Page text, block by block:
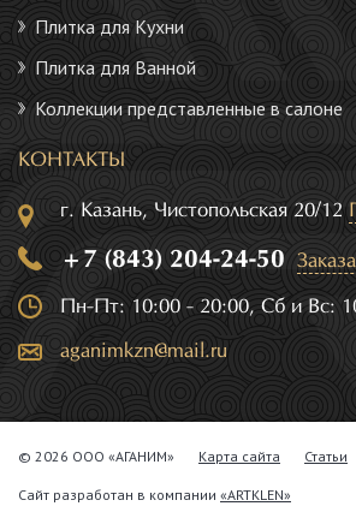
Плитка для Кухни
Плитка для Ванной
Коллекции представленные в салоне
КОНТАКТЫ
г. Казань, Чистопольская 20/12
+7 (843) 204-24-50
Пн-Пт: 10:00 - 20:00, Сб и Вс:
aganimkzn@mail.ru
© 2026 ООО «АГАНИМ» Карта сайта Статьи
Сайт разработан в компании «ARTKLEN»